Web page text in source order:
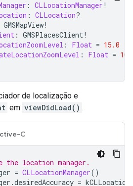
: CLLocationManager !
: CLLocation?
GMSMapView!
: GMSPlacesClient!
: Float = 15.0
: Float =
de localização e
em viewDidLoad() .
C
location manager.
= CLLocationManager()
.desiredAccuracy =